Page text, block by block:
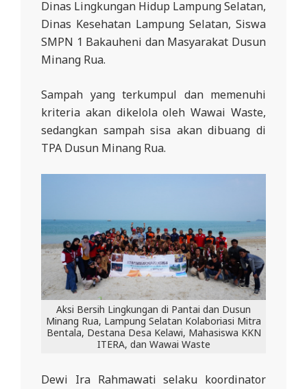
Dinas Lingkungan Hidup Lampung Selatan,
Dinas Kesehatan Lampung Selatan, Siswa
SMPN 1 Bakauheni dan Masyarakat Dusun
Minang Rua.
Sampah yang terkumpul dan memenuhi
kriteria akan dikelola oleh Wawai Waste,
sedangkan sampah sisa akan dibuang di
TPA Dusun Minang Rua.
Aksi Bersih Lingkungan di Pantai dan Dusun
Minang Rua, Lampung Selatan Kolaboriasi Mitra
Bentala, Destana Desa Kelawi, Mahasiswa KKN
ITERA, dan Wawai Waste
Dewi Ira Rahmawati selaku koordinator